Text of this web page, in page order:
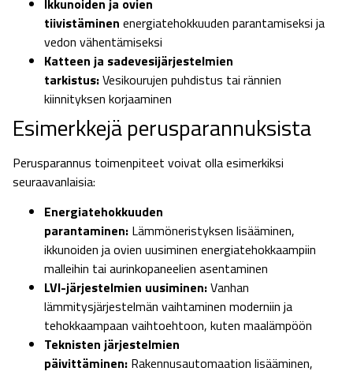
tiivistäminen energiatehokkuuden parantamiseksi ja
vedon vähentämiseksi
Katteen ja sadevesijärjestelmien
tarkistus:Vesikourujen puhdistus tai rännien
kiinnityksen korjaaminen
Esimerkkejä perusparannuksista
Perusparannus toimenpiteet voivat olla esimerkiksi
seuraavanlaisia:
Energiatehokkuuden
parantaminen: Lämmöneristyksen lisääminen,
ikkunoiden ja ovien uusiminen energiatehokkaampiin
malleihin tai aurinkopaneelien asentaminen
LVI-järjestelmien uusiminen:Vanhan
lämmitysjärjestelmän vaihtaminen moderniin ja
tehokkaampaan vaihtoehtoon, kuten maalämpöön
Teknisten järjestelmien
päivittäminen: Rakennusautomaation lisääminen,